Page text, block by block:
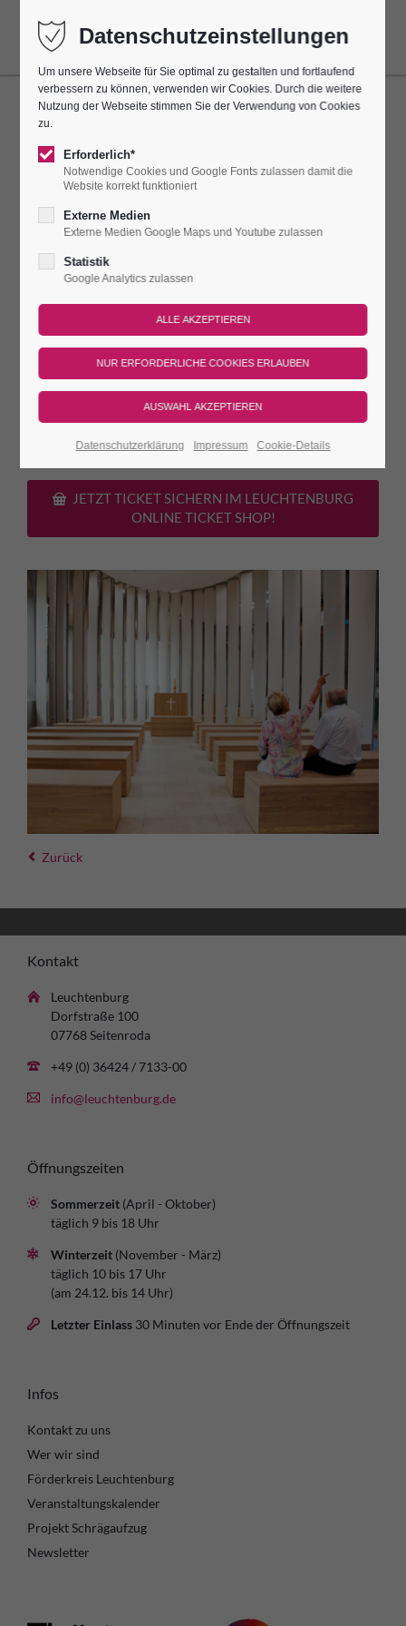
Datenschutzeinstellungen
Um unsere Webseite für Sie optimal zu gestalten und fortlaufend
verbessern zu können, verwenden wir Cookies. Durch die weitere
Nutzung der Webseite stimmen Sie der Verwendung von Cookies
zu.
Erforderlich*
Notwendige Cookies und Google Fonts zulassen damit die
Website korrekt funktioniert
Externe Medien
Externe Medien Google Maps und Youtube zulassen
Statistik
Google Analytics zulassen
Datenschutzerklärung Impressum Cookie-Details
ORGELSPIEL
Dieser Termin hatte sich alle 7 Tage bis zum 26.04.2026
wiederholt.
IMMER SONNTAGS ERKLINGT DIE
STEINMEYER-ORGEL
Immer sonntags erklingt die Steinmeyer-Orgel jeweils für eine
halbe Stunde für unsere Burggäste in der einzigartigen
Porzellan-Kirche. Organisten der Region zeigen ihr Können!
Dauer Preis
Kirche
ca. 30
Min.
JETZT TICKET SICHERN IM LEUCHTENBURG
ONLINE TICKET SHOP!
Zurück
Kontakt
Leuchtenburg
Dorfstraße 100
07768 Seitenroda
+49 (0) 36424 / 7133-00
info@leuchtenburg.de
Öffnungszeiten
Sommerzeit (April - Oktober)
täglich 9 bis 18 Uhr
Winterzeit (November - März)
täglich 10 bis 17 Uhr
(am 24.12. bis 14 Uhr)
Letzter Einlass 30 Minuten vor Ende der Öffnungszeit
Infos
Kontakt zu uns
Wer wir sind
Förderkreis Leuchtenburg
Veranstaltungskalender
Projekt Schrägaufzug
Newsletter